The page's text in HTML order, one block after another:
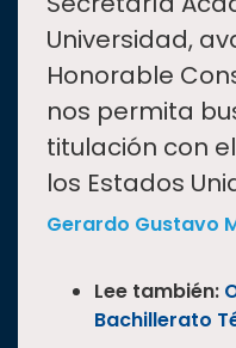
Universidad,
Honorable
nos permita
titulación con
los Estados
Gerardo Gustavo
Lee también:
Bachillerato